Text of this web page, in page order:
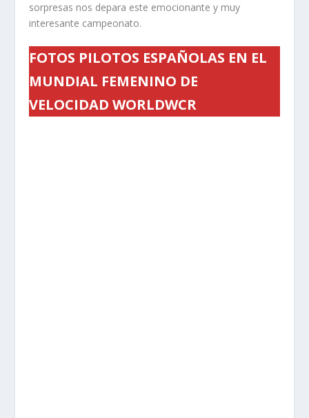
sorpresas nos depara este emocionante y muy
interesante campeonato.
FOTOS PILOTOS ESPAÑOLAS EN EL
MUNDIAL FEMENINO DE
VELOCIDAD WORLDWCR